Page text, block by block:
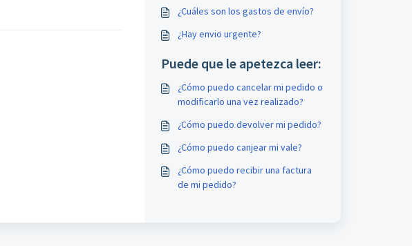
¿Cuáles son los gastos de envío?
¿Hay envio urgente?
Puede que le apetezca leer:
¿Cómo puedo cancelar mi pedido o
modificarlo una vez realizado?
¿Cómo puedo devolver mi pedido?
¿Cómo puedo canjear mi vale?
¿Cómo puedo recibir una factura
de mi pedido?